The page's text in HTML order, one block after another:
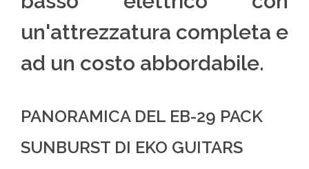
un'attrezzatura completa e
ad un costo abbordabile.
PANORAMICA DEL EB-29 PACK
SUNBURST DI EKO GUITARS